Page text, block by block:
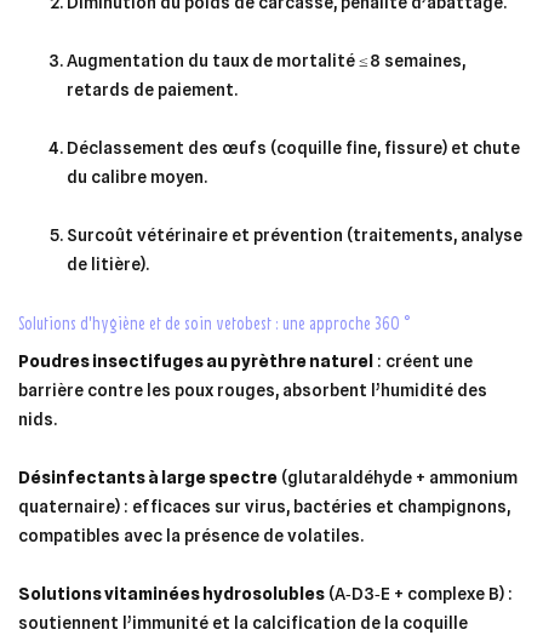
Augmentation du taux de mortalité ≤ 8 semaines,
retards de paiement.
Déclassement des œufs (coquille fine, fissure) et chute
du calibre moyen.
Surcoût vétérinaire et prévention (traitements, analyse
de litière).
solutions d’hygiène et de soin vetobest : une approche 360 °
Poudres insectifuges au pyrèthre naturel : créent une
barrière contre les poux rouges, absorbent l’humidité des
nids.
Désinfectants à large spectre (glutaraldéhyde + ammonium
quaternaire) : efficaces sur virus, bactéries et champignons,
compatibles avec la présence de volatiles.
Solutions vitaminées hydrosolubles (A‑D3‑E + complexe B) :
soutiennent l’immunité et la calcification de la coquille
Ajouter à ma liste d'envies
add_circle_outline Créer une nouvelle liste
×
Nom de la liste d'envies
Vous devez être connecté pour ajouter des produits à votre